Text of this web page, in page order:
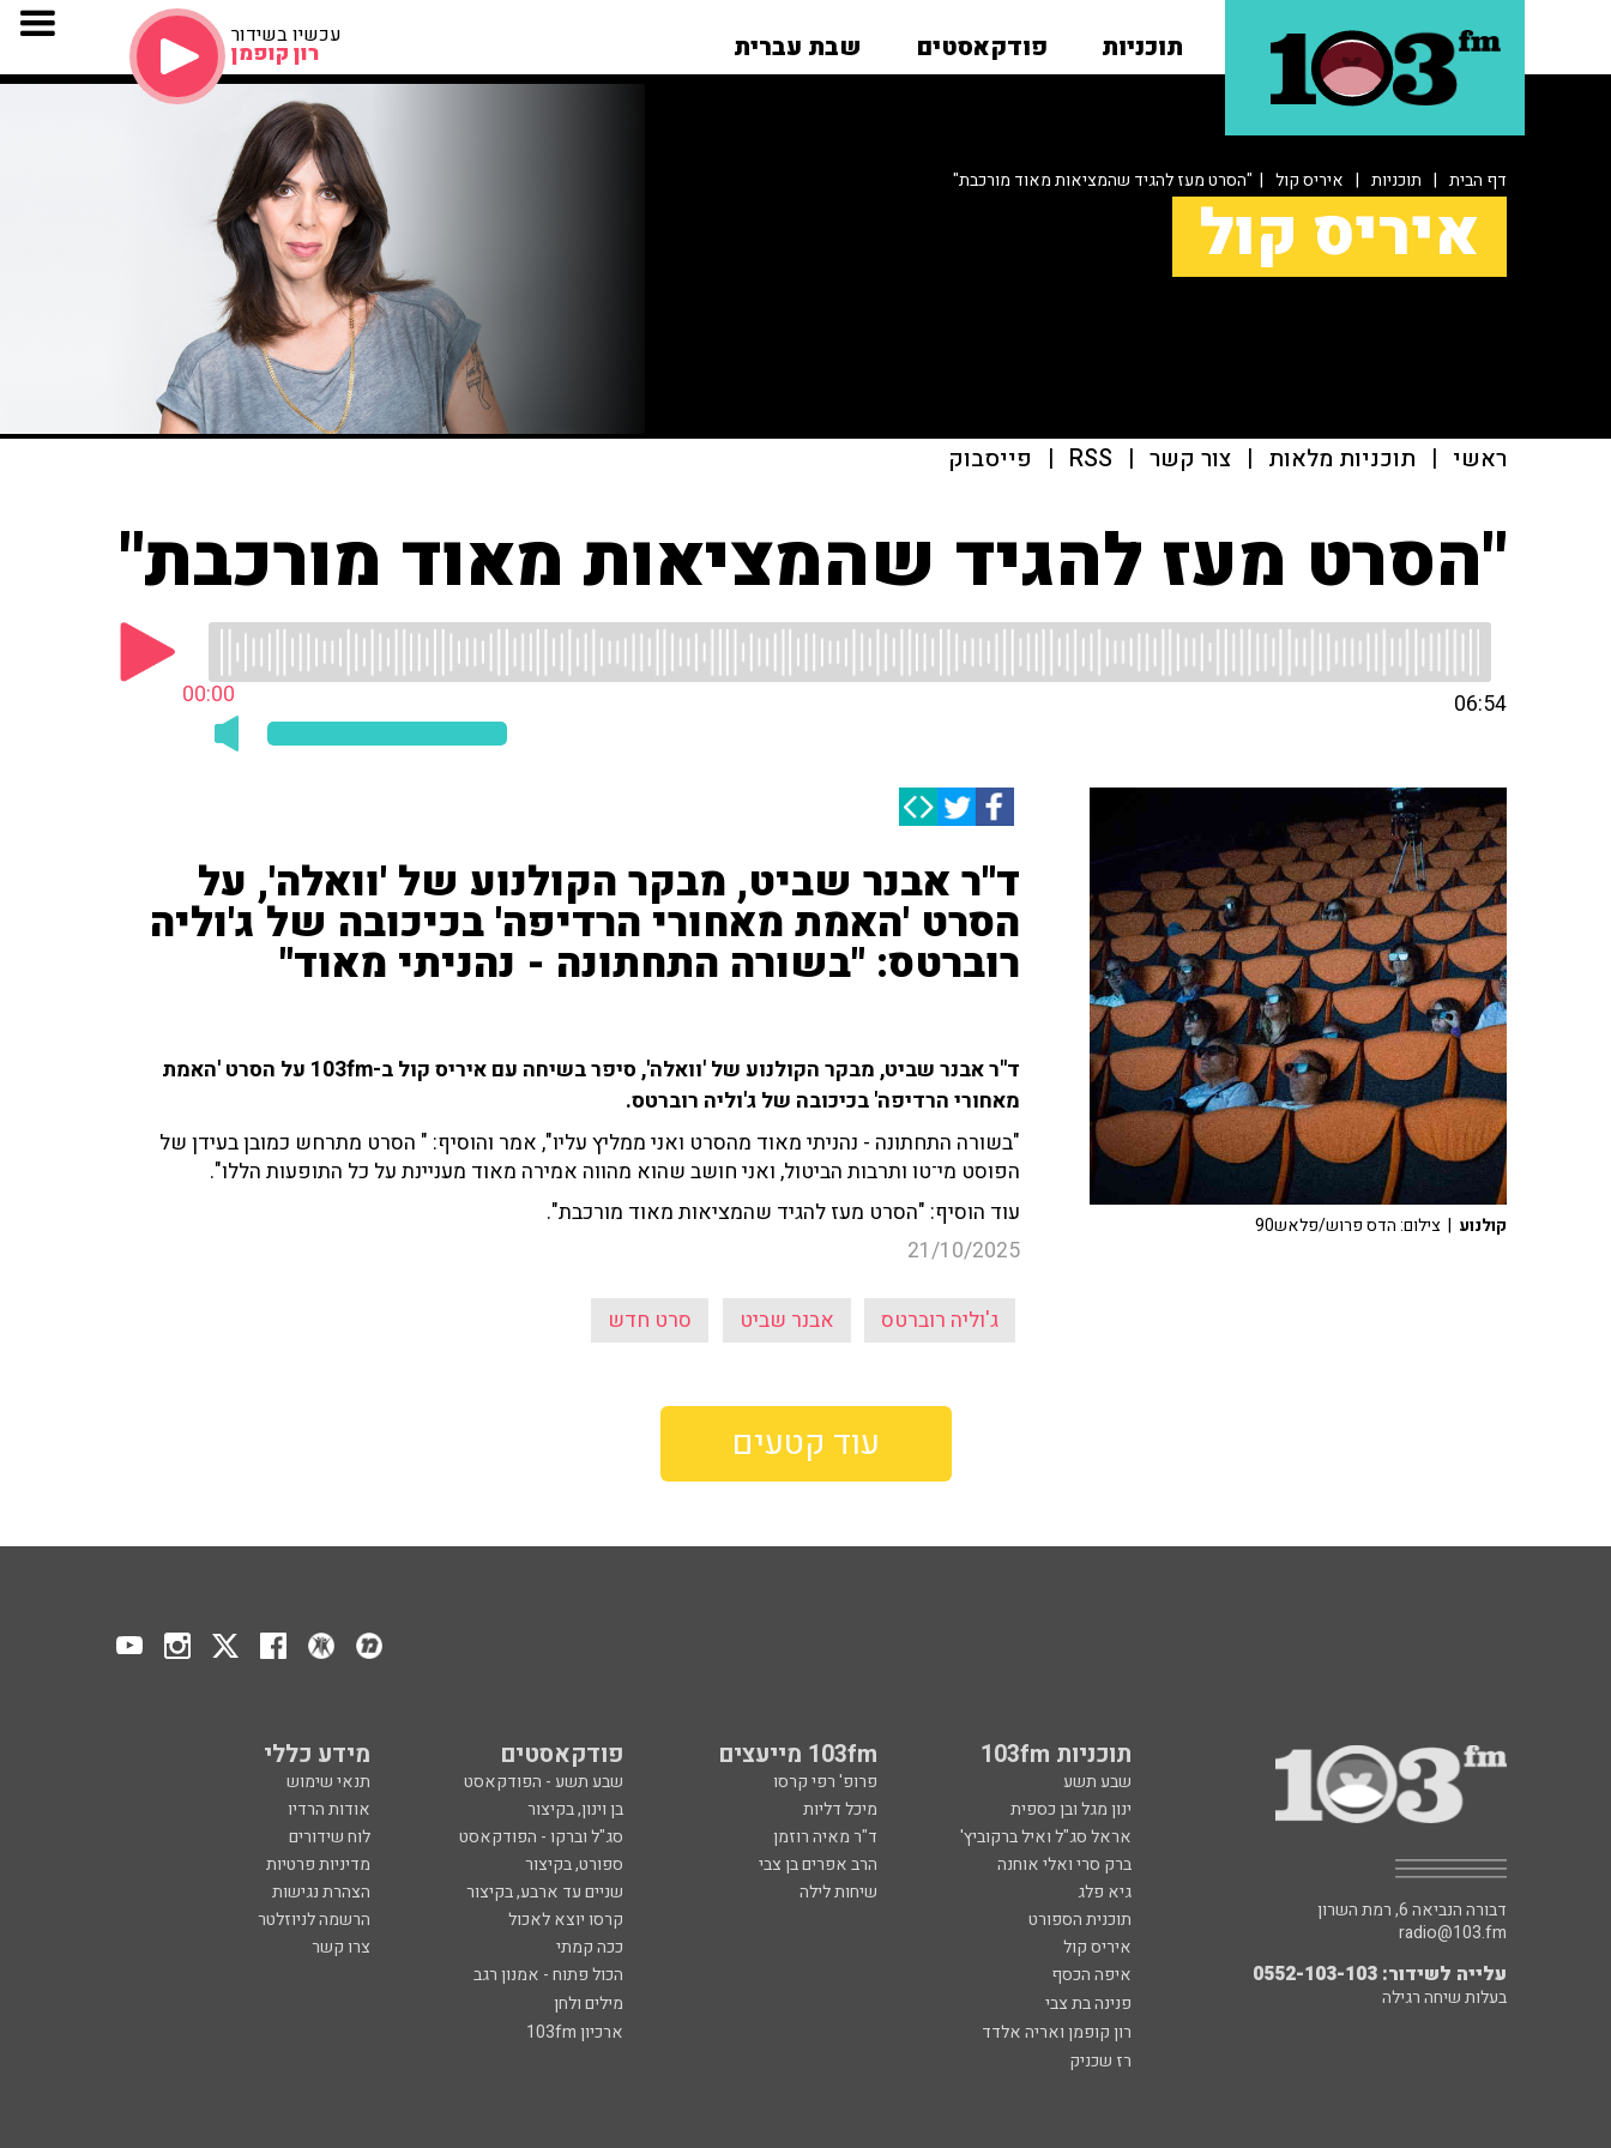
תוכניות פודקאסטים שבת עברית עכשיו בשידור
רון קופמן
דף הבית | תוכניות | איריס קול | "הסרט מעז להגיד שהמציאות מאוד מורכבת"
איריס קול
ראשי | תוכניות מלאות | צור קשר |
RSS
| פייסבוק
"הסרט מעז להגיד שהמציאות מאוד מורכבת"
00:00 06:54
ד''ר אבנר שביט, מבקר הקולנוע של 'וואלה', על
הסרט 'האמת מאחורי הרדיפה' בכיכובה של ג'וליה
רוברטס: "בשורה התחתונה - נהניתי מאוד"
ד''ר אבנר שביט, מבקר הקולנוע של 'וואלה', סיפר בשיחה עם איריס קול ב-103fm על הסרט 'האמת
מאחורי הרדיפה' בכיכובה של ג'וליה רוברטס.
"בשורה התחתונה - נהניתי מאוד מהסרט ואני ממליץ עליו", אמר והוסיף: " הסרט מתרחש כמובן בעידן של
הפוסט מי־טו ותרבות הביטול, ואני חושב שהוא מהווה אמירה מאוד מעניינת על כל התופעות הללו".
עוד הוסיף: "הסרט מעז להגיד שהמציאות מאוד מורכבת".
21/10/2025
ג'וליה רוברטס אבנר שביט סרט חדש
קולנוע | צילום: הדס פרוש/פלאש90
עוד קטעים
תוכניות 103fm 103fm מייעצים פודקאסטים מידע כללי
שבע תשע פרופ' רפי קרסו שבע תשע - הפודקאסט
תנאי שימוש
ינון מגל ובן כספית
מיכל דליות בן וינון, בקיצור
אודות הרדיו
אראל סג"ל ואיל ברקוביץ'
ד"ר מאיה רוזמן סג"ל וברקו - הפודקאסט
לוח שידורים
ברק סרי ואלי אוחנה
הרב אפרים בן צבי ספורט, בקיצור
מדיניות פרטיות
גיא פלג
שיחות לילה שניים עד ארבע, בקיצור
הצהרת נגישות
תוכנית הספורט
קרסו יוצא לאכול
הרשמה לניוזלטר
איריס קול
ככה קמתי
צרו קשר
איפה הכסף
הכול פתוח - אמנון רגב
פנינה בת צבי
מילים ולחן
רון קופמן ואריה אלדד
ארכיון 103fm
רז שכניק
דבורה הנביאה 6, רמת השרון
radio@103.fm
עלייה לשידור: 0552-103-103
בעלות שיחה רגילה